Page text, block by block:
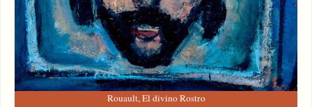
Rouault, El divino Rostro